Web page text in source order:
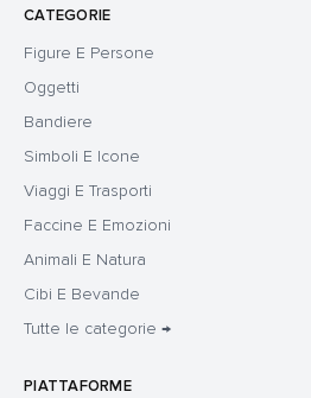
CATEGORIE
Figure E Persone
Oggetti
Bandiere
Simboli E Icone
Viaggi E Trasporti
Faccine E Emozioni
Animali E Natura
Cibi E Bevande
Tutte le categorie →
PIATTAFORME